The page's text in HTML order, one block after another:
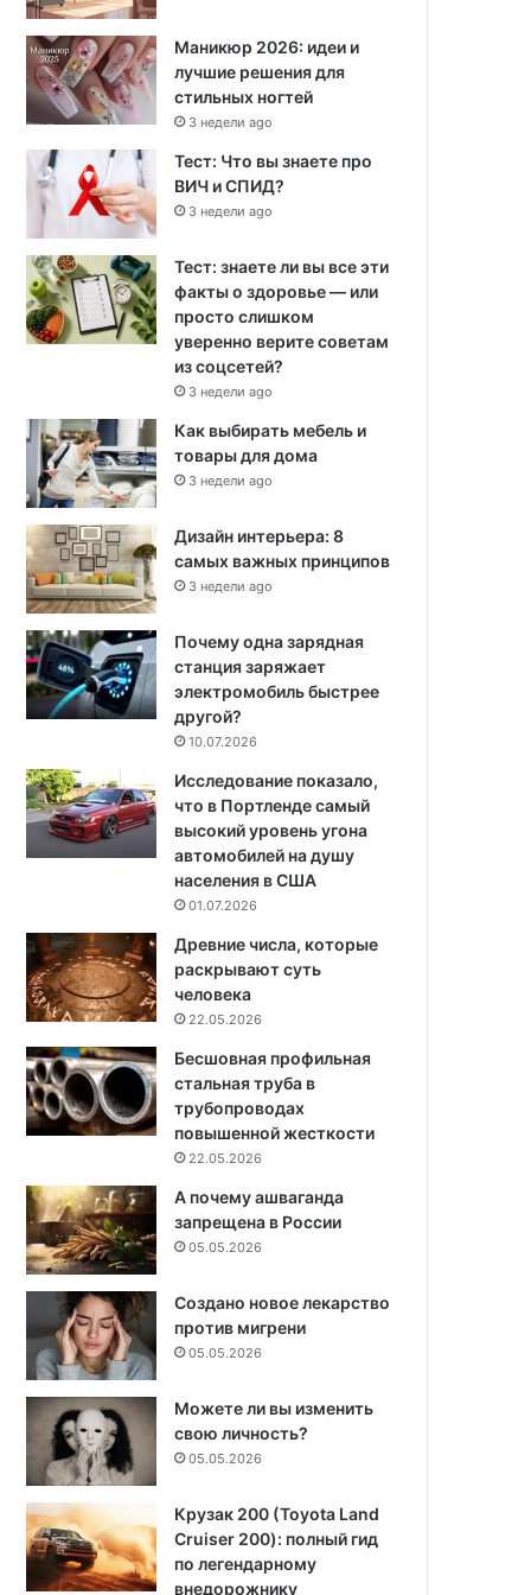
Маникюр 2026: идеи и
лучшие решения для
стильных ногтей
3 недели ago
Тест: Что вы знаете про
ВИЧ и СПИД?
3 недели ago
Тест: знаете ли вы все эти
факты о здоровье — или
просто слишком
уверенно верите советам
из соцсетей?
3 недели ago
Как выбирать мебель и
товары для дома
3 недели ago
Дизайн интерьера: 8
самых важных принципов
3 недели ago
Почему одна зарядная
станция заряжает
электромобиль быстрее
другой?
10.07.2026
Исследование показало,
что в Портленде самый
высокий уровень угона
автомобилей на душу
населения в США
01.07.2026
Древние числа, которые
раскрывают суть
человека
22.05.2026
Бесшовная профильная
стальная труба в
трубопроводах
повышенной жесткости
22.05.2026
А почему ашваганда
запрещена в России
05.05.2026
Создано новое лекарство
против мигрени
05.05.2026
Можете ли вы изменить
свою личность?
05.05.2026
Крузак 200 (Toyota Land
Cruiser 200): полный гид
по легендарному
внедорожнику